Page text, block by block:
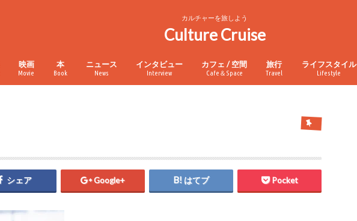
カルチャーを旅しよう
Culture Cruise
映画
Movie
本
Book
ニュース
News
インタビュー
Interview
カフェ / 空間
Cafe＆Space
旅行
Travel
ライフスタイル
Lifestyle
シェア Google+ はてブ Pocket